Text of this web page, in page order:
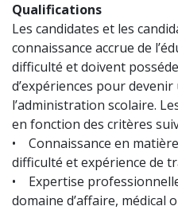
Qualifications
Les candidates et les
connaissance accrue de
difficulté et doivent
d’expériences pour
l’administration scolaire.
en fonction des critères
• Connaissance en matière
difficulté et expérience de
• Expertise
domaine d’affaire, médical